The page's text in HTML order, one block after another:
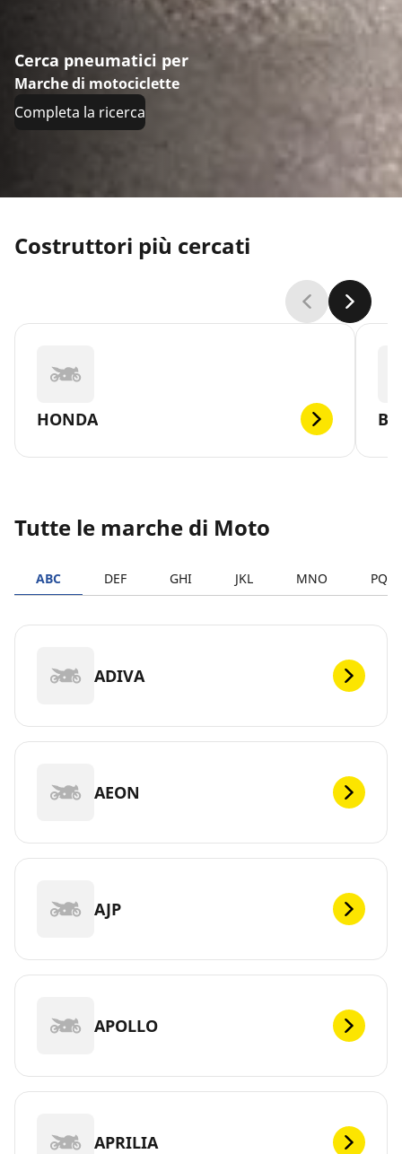
Cerca pneumatici per
Marche di motociclette
Completa la ricerca
Costruttori più cercati
HONDA
Tutte le marche di Moto
ABC DEF GHI JKL MNO PQRS
ADIVA
AEON
AJP
APOLLO
APRILIA